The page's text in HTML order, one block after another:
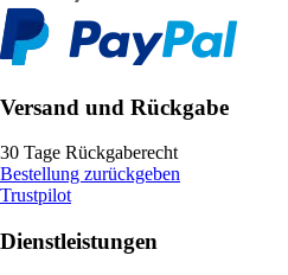
Versand und Rückgabe
30 Tage Rückgaberecht
Bestellung zurückgeben
Trustpilot
Dienstleistungen